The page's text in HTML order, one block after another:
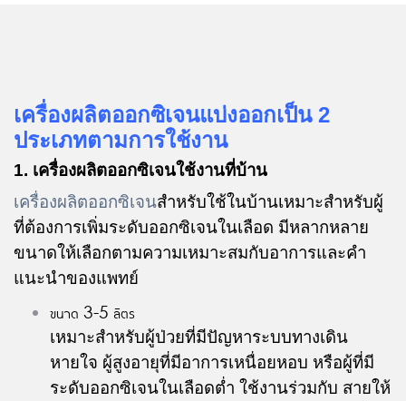
เครื่องผลิตออกซิเจนแบ่งออกเป็น 2
ประเภทตามการใช้งาน
1. เครื่องผลิตออกซิเจนใช้งานที่บ้าน
เครื่องผลิตออกซิเจนสำหรับใช้ในบ้านเหมาะสำหรับผู้
ที่ต้องการเพิ่มระดับออกซิเจนในเลือด มีหลากหลาย
ขนาดให้เลือกตามความเหมาะสมกับอาการและคำ
แนะนำของแพทย์
ขนาด 3-5 ลิตร
เหมาะสำหรับผู้ป่วยที่มีปัญหาระบบทางเดิน
หายใจ ผู้สูงอายุที่มีอาการเหนื่อยหอบ หรือผู้ที่มี
ระดับออกซิเจนในเลือดต่ำ ใช้งานร่วมกับ สายให้